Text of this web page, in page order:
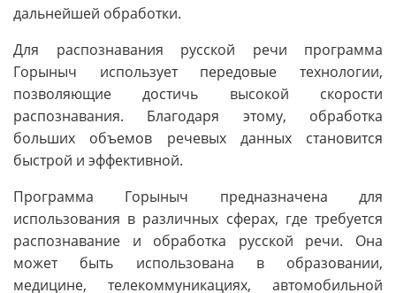
дальнейшей обработки.
Для распознавания русской речи программа
Горыныч использует передовые технологии,
позволяющие достичь высокой скорости
распознавания. Благодаря этому, обработка
больших объемов речевых данных становится
быстрой и эффективной.
Программа Горыныч предназначена для
использования в различных сферах, где требуется
распознавание и обработка русской речи. Она
может быть использована в образовании,
медицине, телекоммуникациях, автомобильной